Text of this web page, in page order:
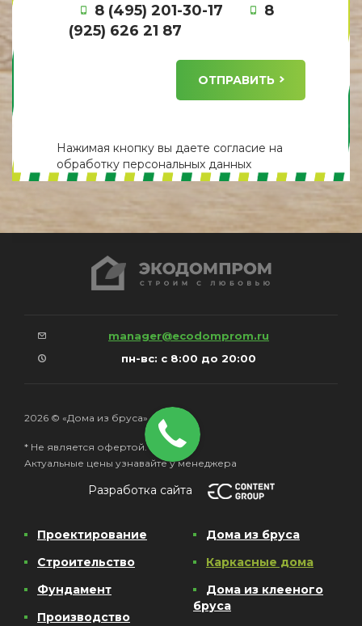
8 (495) 201-30-17
8
(925) 626 21 87
ОТПРАВИТЬ
Нажимая кнопку вы даете согласие на
обработку персональных данных
manager@ecodomprom.ru
пн-вс: с 8:00 до 20:00
2026 © «Дома из бруса»
* Не является офертой.
Актуальные цены узнавайте у менеджера
Разработка сайта
Проектирование
Строительство
Фундамент
Производство
Дома из бруса
Каркасные дома
Дома из клееного
бруса